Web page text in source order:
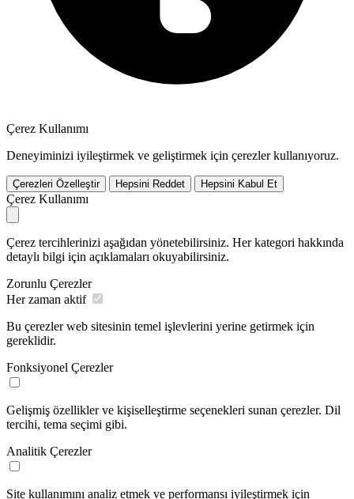
Çerez Kullanımı
Deneyiminizi iyileştirmek ve geliştirmek için çerezler kullanıyoruz.
Çerezleri Özelleştir Hepsini Reddet Hepsini Kabul Et
Çerez Kullanımı
Çerez tercihlerinizi aşağıdan yönetebilirsiniz. Her kategori hakkında
detaylı bilgi için açıklamaları okuyabilirsiniz.
Zorunlu Çerezler
Her zaman aktif
Bu çerezler web sitesinin temel işlevlerini yerine getirmek için
gereklidir.
Fonksiyonel Çerezler
Gelişmiş özellikler ve kişiselleştirme seçenekleri sunan çerezler. Dil
tercihi, tema seçimi gibi.
Analitik Çerezler
Site kullanımını analiz etmek ve performansı iyileştirmek için